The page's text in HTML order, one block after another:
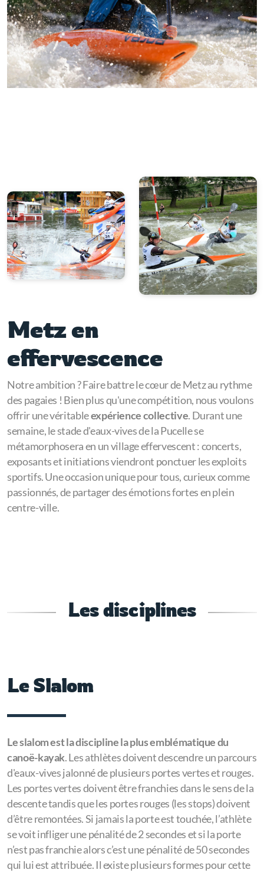
Metz en
effervescence
Notre ambition ? Faire battre le cœur de Metz au rythme
des pagaies ! Bien plus qu'une compétition, nous voulons
offrir une véritableexpérience collective. Durant une
semaine, le stade d'eaux-vives de la Pucelle se
métamorphosera en un village effervescent : concerts,
exposants et initiations viendront ponctuer les exploits
sportifs. Une occasion unique pour tous, curieux comme
passionnés, de partager des émotions fortes en plein
centre-ville.
Les disciplines
Le Slalom
Le slalom est la discipline la plus emblématique du
canoë-kayak. Les athlètes doivent descendre un parcours
d'eaux-vives jalonné de plusieurs portes vertes et rouges.
Les portes vertes doivent être franchies dans le sens de la
descente tandis que les portes rouges (les stops) doivent
d’être remontées. Si jamais la porte est touchée, l’athlète
se voit infliger une pénalité de 2 secondes et si la porte
n’est pas franchie alors c’est une pénalité de 50 secondes
qui lui est attribuée. Il existe plusieurs formes pour cette